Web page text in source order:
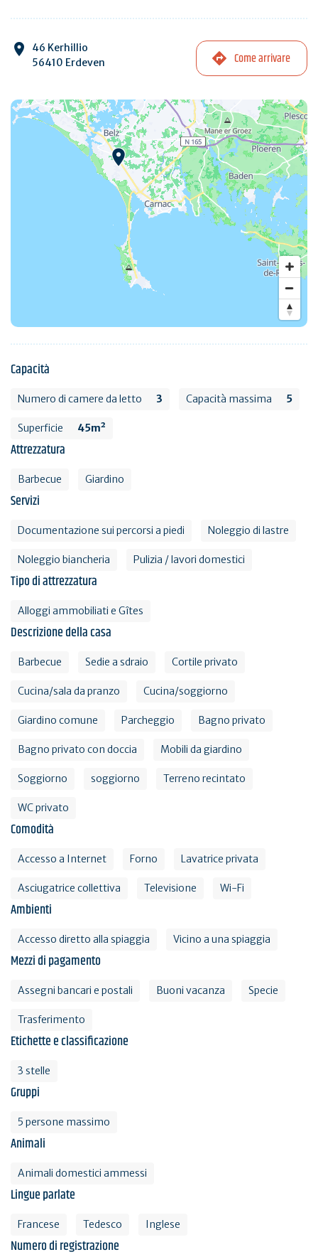
46 Kerhillio
56410 Erdeven
Come arrivare
Capacità
Numero di camere da letto 3 Capacità massima 5
Superficie 45m²
Attrezzatura
Barbecue Giardino
Servizi
Documentazione sui percorsi a piedi Noleggio di lastre
Noleggio biancheria Pulizia / lavori domestici
Tipo di attrezzatura
Alloggi ammobiliati e Gîtes
Descrizione della casa
Barbecue Sedie a sdraio Cortile privato
Cucina/sala da pranzo Cucina/soggiorno
Giardino comune Parcheggio Bagno privato
Bagno privato con doccia Mobili da giardino
Soggiorno soggiorno Terreno recintato
WC privato
Comodità
Accesso a Internet Forno Lavatrice privata
Asciugatrice collettiva Televisione Wi-Fi
Ambienti
Accesso diretto alla spiaggia Vicino a una spiaggia
Mezzi di pagamento
Assegni bancari e postali Buoni vacanza Specie
Trasferimento
Etichette e classificazione
3 stelle
Gruppi
5 persone massimo
Animali
Animali domestici ammessi
Lingue parlate
Francese Tedesco Inglese
Numero di registrazione